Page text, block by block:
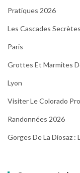
Pratiques 2026
Les Cascades
Paris
Grottes Et Marmites
Lyon
Visiter Le Colorado
Randonnées 2026
Gorges De La Diosaz :